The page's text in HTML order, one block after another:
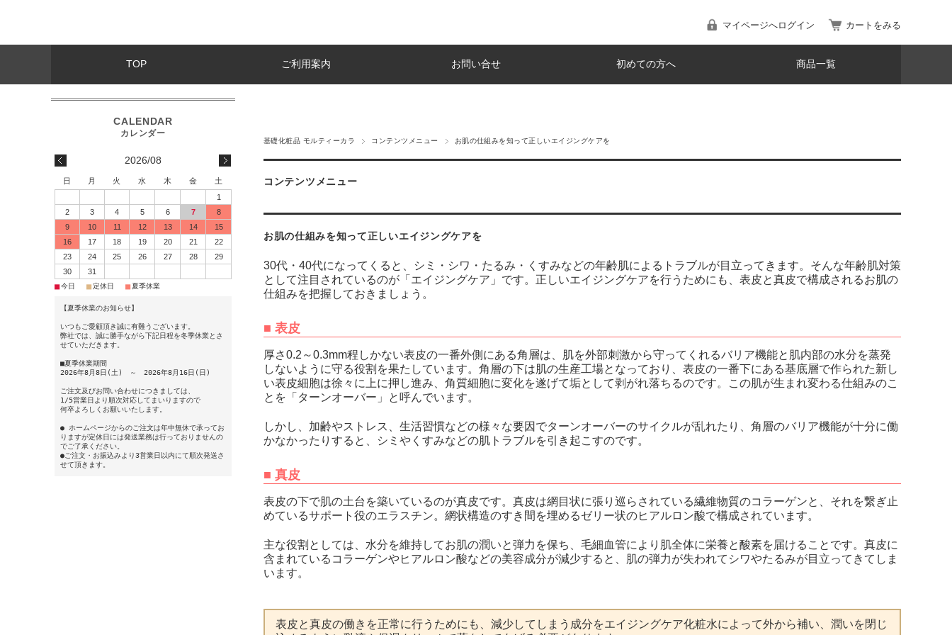
マイページへログイン カートをみる
TOP ご利用案内 お問い合せ 初めての方へ 商品一覧
基礎化粧品 モルティーカラ コンテンツメニュー お肌の仕組みを知って正しいエイジングケアを
コンテンツメニュー
お肌の仕組みを知って正しいエイジングケアを
30代・40代になってくると、シミ・シワ・たるみ・くすみなどの年齢肌によるトラブルが目立ってきます。そんな年齢肌対策
として注目されているのが「エイジングケア」です。正しいエイジングケアを行うためにも、表皮と真皮で構成されるお肌の
仕組みを把握しておきましょう。
■ 表皮
厚さ0.2～0.3mm程しかない表皮の一番外側にある角層は、肌を外部刺激から守ってくれるバリア機能と肌内部の水分を蒸発
しないように守る役割を果たしています。角層の下は肌の生産工場となっており、表皮の一番下にある基底層で作られた新し
い表皮細胞は徐々に上に押し進み、角質細胞に変化を遂げて垢として剥がれ落ちるのです。この肌が生まれ変わる仕組みのこ
とを「ターンオーバー」と呼んでいます。
しかし、加齢やストレス、生活習慣などの様々な要因でターンオーバーのサイクルが乱れたり、角層のバリア機能が十分に働
かなかったりすると、シミやくすみなどの肌トラブルを引き起こすのです。
■ 真皮
表皮の下で肌の土台を築いているのが真皮です。真皮は網目状に張り巡らされている繊維物質のコラーゲンと、それを繋ぎ止
めているサポート役のエラスチン。網状構造のすき間を埋めるゼリー状のヒアルロン酸で構成されています。
主な役割としては、水分を維持してお肌の潤いと弾力を保ち、毛細血管により肌全体に栄養と酸素を届けることです。真皮に
含まれているコラーゲンやヒアルロン酸などの美容成分が減少すると、肌の弾力が失われてシワやたるみが目立ってきてしま
います。
表皮と真皮の働きを正常に行うためにも、減少してしまう成分をエイジングケア化粧水によって外から補い、潤いを閉じ
2026/08
日 月 火 水 木 金
土
1
2
3 4 5 6 7
8
9
10 11 12 13 14
15
16
17 18 19 20 21
22
23
24 25 26 27 28
29
30
31
■今日 ■定休日 ■夏季休業
【夏季休業のお知らせ】
いつもご愛顧頂き誠に有難うございます。
弊社では、誠に勝手ながら下記日程を冬季休業とさ
せていただきます。
■夏季休業期間
2026年8月8日(土) ～ 2026年8月16日(日)
ご注文及びお問い合わせにつきましては、
1/5営業日より順次対応してまいりますので
何卒よろしくお願いいたします。
● ホームページからのご注文は年中無休で承ってお
りますが定休日には発送業務は行っておりませんの
でご了承ください。
●ご注文・お振込みより3営業日以内にて順次発送さ
せて頂きます。